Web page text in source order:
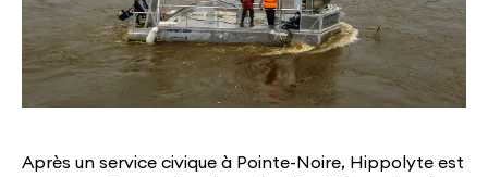
Après un service civique à Pointe-Noire, Hippolyte est